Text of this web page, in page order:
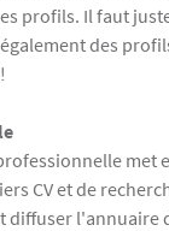
profils. Il faut
des
CV et de
diffuser